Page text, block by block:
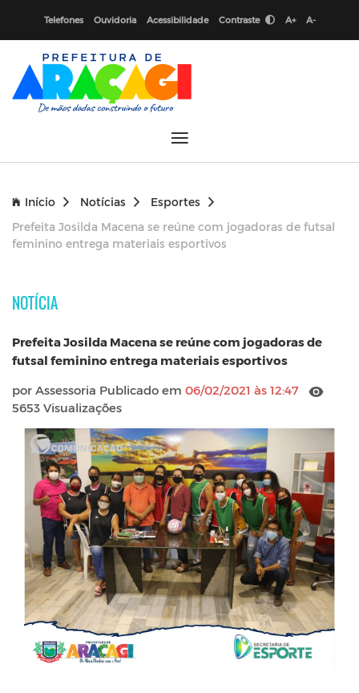
Telefones Ouvidoria Acessibilidade Contraste A+ A-
Início Notícias
Esportes
Prefeita Josilda Macena se reúne com jogadoras de futsal
feminino entrega materiais esportivos
NOTÍCIA
Prefeita Josilda Macena se reúne com jogadoras de
futsal feminino entrega materiais esportivos
por Assessoria Publicado em 06/02/2021 às 12:47
5653 Visualizações